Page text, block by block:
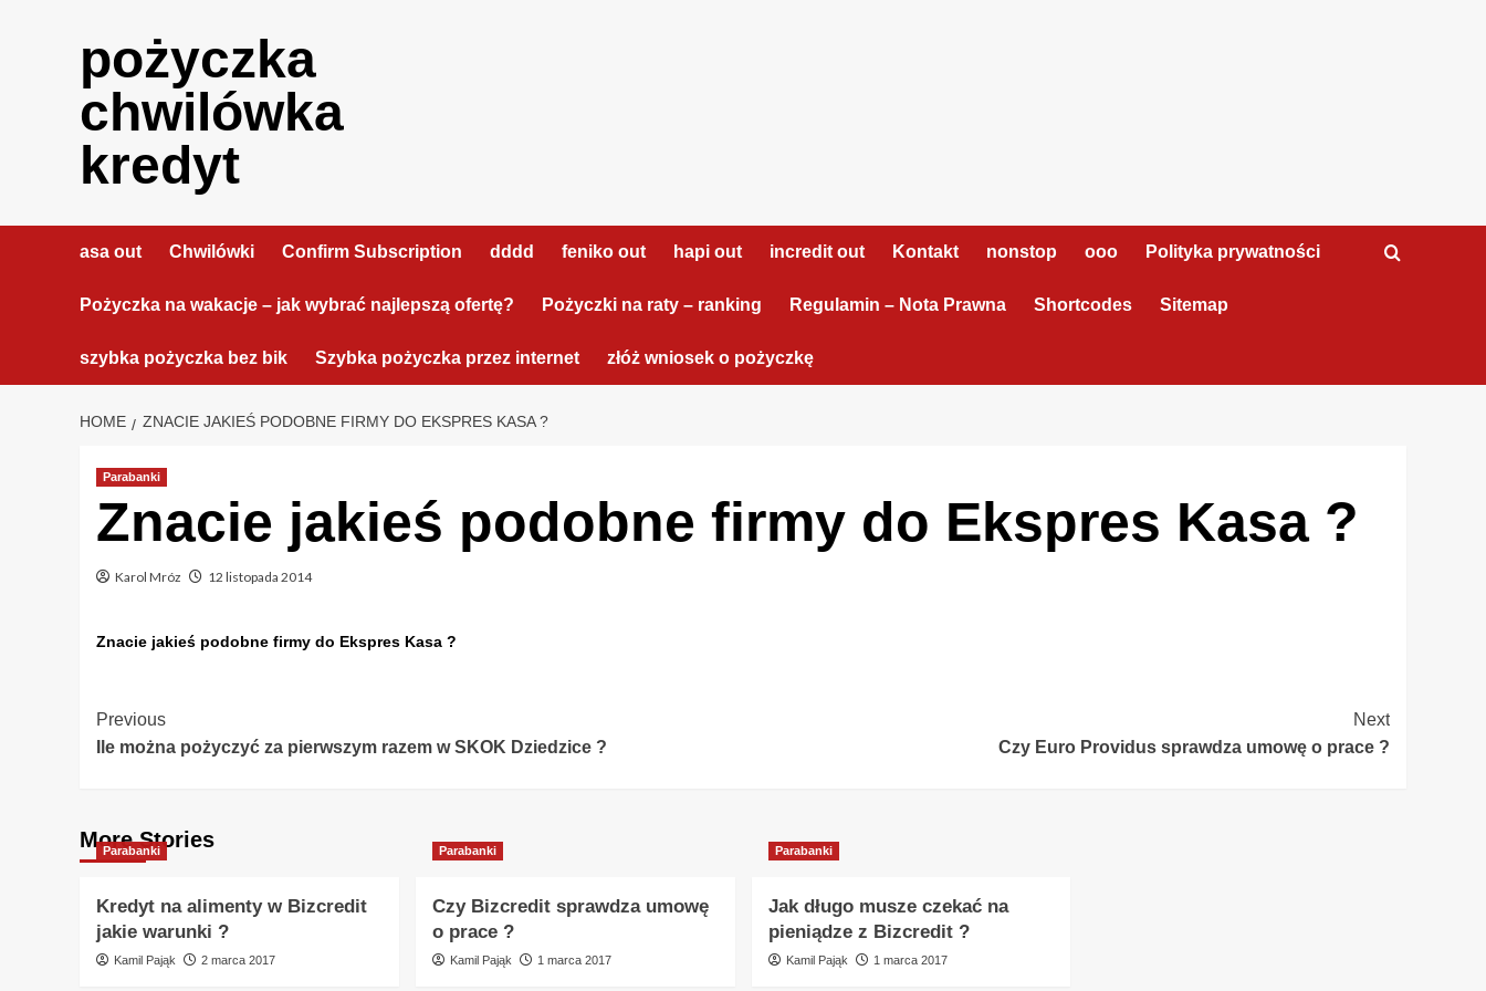
pożyczka
chwilówka
kredyt
asa out Chwilówki Confirm Subscription dddd feniko out hapi out incredit out Kontakt nonstop ooo Polityka prywatności
Pożyczka na wakacje – jak wybrać najlepszą ofertę? Pożyczki na raty – ranking Regulamin – Nota Prawna Shortcodes Sitemap
szybka pożyczka bez bik Szybka pożyczka przez internet złóż wniosek o pożyczkę
HOME ZNACIE JAKIEŚ PODOBNE FIRMY DO EKSPRES KASA ?
Parabanki
Znacie jakieś podobne firmy do Ekspres Kasa ?
Karol Mróz 12 listopada 2014
Znacie jakieś podobne firmy do Ekspres Kasa ?
Post
Navigation
Previous
Ile można pożyczyć za pierwszym razem w SKOK Dziedzice ?
Next
Czy Euro Providus sprawdza umowę o prace ?
More Stories
Parabanki
Kredyt na alimenty w Bizcredit
jakie warunki ?
Kamil Pająk 2 marca 2017
Parabanki
Czy Bizcredit sprawdza umowę
o prace ?
Kamil Pająk 1 marca 2017
Parabanki
Jak długo musze czekać na
pieniądze z Bizcredit ?
Kamil Pająk 1 marca 2017